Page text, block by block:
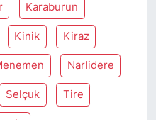
Karaburun
Kinik Kiraz
Narlidere
Selçuk Tire